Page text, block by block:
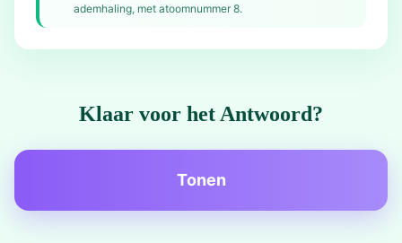
ademhaling, met atoomnummer 8.
Klaar voor het Antwoord?
Tonen